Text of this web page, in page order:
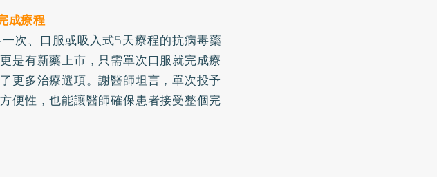
成療程
次、口服或吸入式5天療程的抗病毒藥
是有新藥上市，只需單次口服就完成療
更多治療選項。謝醫師坦言，單次投予
便性，也能讓醫師確保患者接受整個完